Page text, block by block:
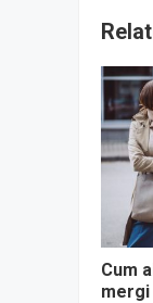
Cum
mergi